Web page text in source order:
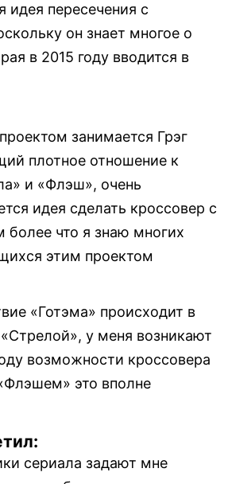
идея пересечения с
он знает многое о
в 2015 году вводится в
занимается Грэг
плотное отношение к
и «Флэш», очень
идея сделать кроссовер с
более что я знаю многих
этим проектом
«Готэма» происходит в
у меня возникают
возможности кроссовера
это вполне
сериала задают мне